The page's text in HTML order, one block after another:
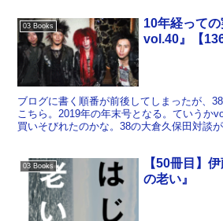
03 Books
10年経って
vol.40』【136
ブログに書く順番が前後してしまったが、
こちら。2019年の年末号となる。ていうか
買いそびれたのかな。38の大倉久保田対談
03 Books
【50冊目】
の老い』